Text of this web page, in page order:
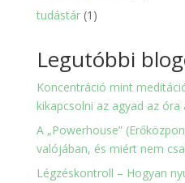
tudástár 1 1
Legutóbbi
Koncentráció mint
kikapcsolni az agyad az óra
A „Powerhouse”
valójában, és miért nem
Légzéskontroll – Hogyan